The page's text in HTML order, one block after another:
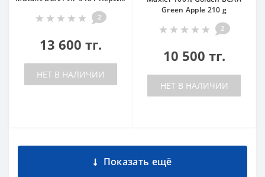
2
13 600 тг.
НЕТ В НАЛИЧИИ
Green Apple 210 g
2
10 500 тг.
НЕТ В НАЛИЧИИ
Показать ещё